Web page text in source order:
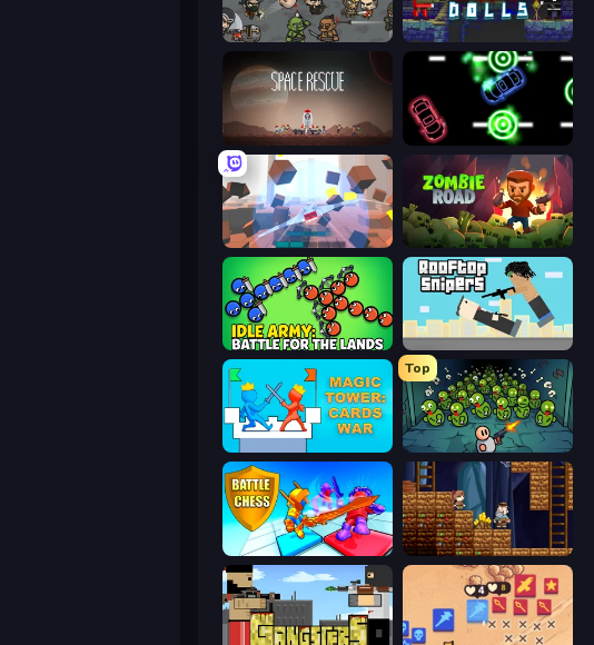
MiniBattles Bad Dolls
Space Rescue Glowit - Two Players
Cubic Rush Zombie Road
Idle Army: Battle for the Lands Rooftop Snipers
Top
Base Defence
Battle Chess Miners' Adventure